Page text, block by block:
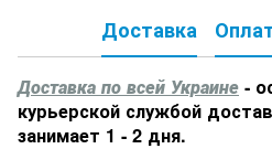
Доставка
Доставка по всей Украине -
курьерской службой
занимает 1 - 2 дня.